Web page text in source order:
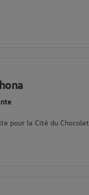
pour la Cité du Chocolat